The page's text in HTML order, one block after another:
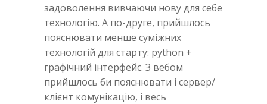
задоволення вивчаючи нову для себе
технологію. А по-друге, прийшлось
пояснювати менше суміжних
технологій для старту: python +
графічний інтерфейс. З вебом
прийшлось би пояснювати і сервер/
клієнт комунікацію, і весь